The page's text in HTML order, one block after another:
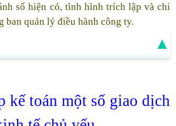
số hiện có, tình hình trích lập và chi
ban quản lý điều hành công ty.
▲
kế toán một số giao dịch